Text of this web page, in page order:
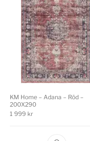
KM Home – Adana – Röd –
200X290
1 999 kr